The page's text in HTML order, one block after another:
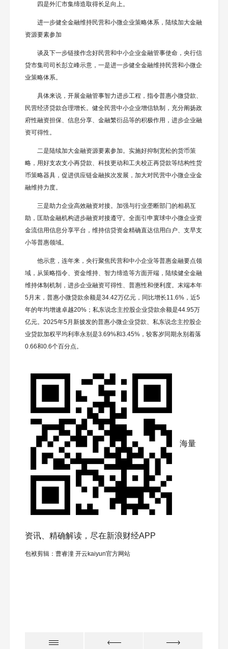
四是外汇市集缔造取得长足向上。
进一步健全金融维持民营和小微企业策略体系，陆续加大金融
资源要素参加
谈及下一步链接作念好民营和中小企业金融管事使命，央行信
贷市集司司长彭立峰示意，一是进一步健全金融维持民营和小微企
业策略体系。
具体来说，开展金融管事智力进步工程，指令普惠小微贷款、
民营经济贷款合理增长。健全民营中小企业增信轨制，充分阐扬政
府性融资担保、信息分享、金融繁衍品等的积极作用，进步企业融
资可得性。
二是陆续加大金融资源要素参加。实施好抑制宽松的货币策
略，用好支农支小再贷款、科技更动和工夫校正再贷款等结构性货
币策略器具，促进供应链金融挨次发展，加大对民营中小微企业金
融维持力度。
三是助力企业高效融资对接。加强与行业垄断部门的相易互
助，匡助金融机构进步融资对接遵守。全面引申寰球中小微企业资
金流信用信息分享平台，维持信贷资金精确直达信用白户、支早支
小等普惠领域。
他示意，连年来，央行聚焦民营和中小企业等普惠金融要点领
域，从策略指令、资金维持、智力缔造等方面开端，陆续健全金融
维持体制机制，进步企业融资可得性、普惠性和便利度。末端本年
5月末，普惠小微贷款余额是34.42万亿元，同比增长11.6%，近5
年的年均增速卓越20%；私东说念主控股企业贷款余额是44.95万
亿元。2025年5月新披发的普惠小微企业贷款、私东说念主控股企
业贷款加权平均利率永别是3.69%和3.45%，较客岁同期永别着落
0.66和0.6个百分点。
海量
资讯、精确解读，尽在新浪财经APP
包袱剪辑：曹睿潼 开云kaiyun官方网站